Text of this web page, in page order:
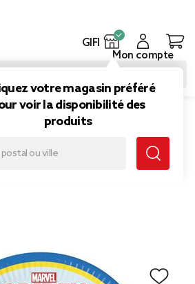
GIFI
votre magasin préféré
voir la disponibilité des
produits
Mon compte
x8 Spidey